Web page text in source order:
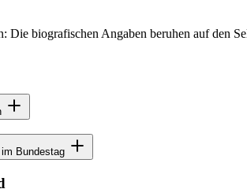
Die biografischen Angaben beruhen auf den
Bundestag